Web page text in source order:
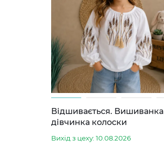
Відшивається. Вишиванка
дівчинка колоски
Вихід з цеху: 10.08.2026